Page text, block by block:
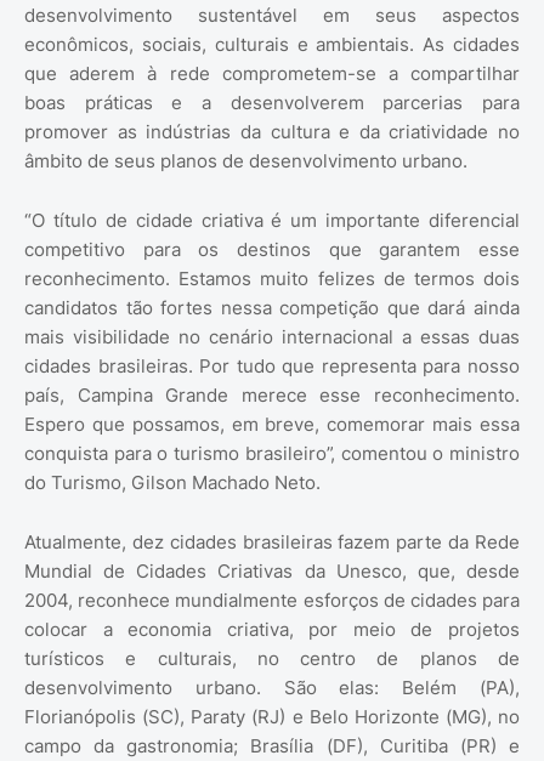
desenvolvimento sustentável em seus aspectos
econômicos, sociais, culturais e ambientais. As cidades
que aderem à rede comprometem-se a compartilhar
boas práticas e a desenvolverem parcerias para
promover as indústrias da cultura e da criatividade no
âmbito de seus planos de desenvolvimento urbano.
“O título de cidade criativa é um importante diferencial
competitivo para os destinos que garantem esse
reconhecimento. Estamos muito felizes de termos dois
candidatos tão fortes nessa competição que dará ainda
mais visibilidade no cenário internacional a essas duas
cidades brasileiras. Por tudo que representa para nosso
país, Campina Grande merece esse reconhecimento.
Espero que possamos, em breve, comemorar mais essa
conquista para o turismo brasileiro”, comentou o ministro
do Turismo, Gilson Machado Neto.
Atualmente, dez cidades brasileiras fazem parte da Rede
Mundial de Cidades Criativas da Unesco, que, desde
2004, reconhece mundialmente esforços de cidades para
colocar a economia criativa, por meio de projetos
turísticos e culturais, no centro de planos de
desenvolvimento urbano. São elas: Belém (PA),
Florianópolis (SC), Paraty (RJ) e Belo Horizonte (MG), no
campo da gastronomia; Brasília (DF), Curitiba (PR) e